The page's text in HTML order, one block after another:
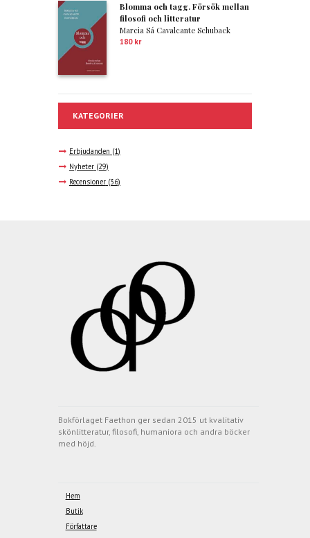
Blomma och tagg. Försök mellan
filosofi och litteratur
Marcia Sá Cavalcante Schuback
180 kr
KATEGORIER
Erbjudanden (1)
Nyheter(29)
Recensioner(36)
Bokförlaget Faethon ger sedan 2015 ut kvalitativ
skönlitteratur, filosofi, humaniora och andra böcker
med höjd.
Hem
Butik
Författare